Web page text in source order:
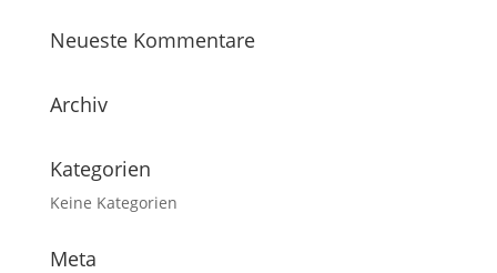
Neueste Kommentare
Archiv
Kategorien
Keine Kategorien
Meta